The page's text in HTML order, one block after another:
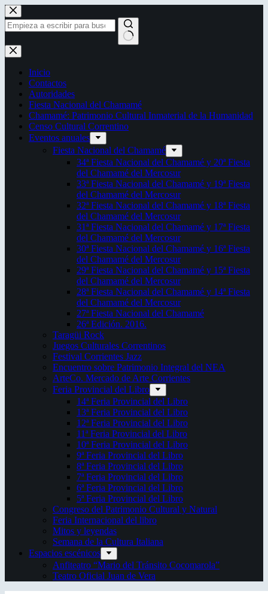
Saltar
al
contenido
Sin
resultados
Inicio
Contactos
Autoridades
Fiesta Nacional del Chamamé
Chamamé: Patrimonio Cultural Inmaterial de la Humanidad
Censo Cultural Correntino
Eventos anuales
Fiesta Nacional del Chamamé
34ª Fiesta Nacional del Chamamé y 20ª Fiesta
del Chamamé del Mercosur
33ª Fiesta Nacional del Chamamé y 19ª Fiesta
del Chamamé del Mercosur
32ª Fiesta Nacional del Chamamé y 18ª Fiesta
del Chamamé del Mercosur
31ª Fiesta Nacional del Chamamé y 17ª Fiesta
del Chamamé del Mercosur
30ª Fiesta Nacional del Chamamé y 16ª Fiesta
del Chamamé del Mercosur
29ª Fiesta Nacional del Chamamé y 15ª Fiesta
del Chamamé del Mercosur
28ª Fiesta Nacional del Chamamé y 14ª Fiesta
del Chamamé del Mercosur
27ª Fiesta Nacional del Chamamé
26ª Edición. 2016.
Taragüi Rock
Juegos Culturales Correntinos
Festival Corrientes Jazz
Encuentro sobre Patrimonio Integral del NEA
ArteCo. Mercado de Arte Corrientes
Feria Provincial del Libro
14ª Feria Provincial del Libro
13ª Feria Provincial del Libro
12ª Feria Provincial del Libro
11ª Feria Provincial del Libro
10ª Feria Provincial del Libro
9ª Feria Provincial del Libro
8ª Feria Provincial del Libro
7ª Feria Provincial del Libro
6ª Feria Provincial del Libro
5ª Feria Provincial del Libro
Congreso del Patrimonio Cultural y Natural
Feria Internacional del libro
Mitos y leyendas
Semana de la Cultura Italiana
Espacios escénicos
Anfiteatro “Mario del Tránsito Cocomarola”
Teatro Oficial Juan de Vera